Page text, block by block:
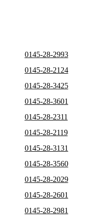
0145-28-2993
0145-28-2124
0145-28-3425
0145-28-3601
0145-28-2311
0145-28-2119
0145-28-3131
0145-28-3560
0145-28-2029
0145-28-2601
0145-28-2981